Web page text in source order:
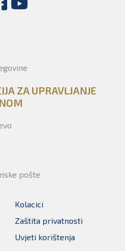
ZA UPRAVLJANJE
pošte
Kolacici
Zaštita privatnosti
Uvjeti korištenja